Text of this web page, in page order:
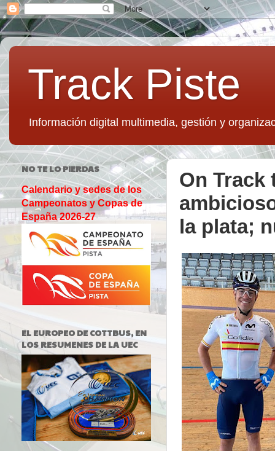
Track Piste
Información digital multimedia, gestión y
On Track
la plata;
NO TE LO PIERDAS
Calendario y sedes de los
Campeonatos y Copas de
España 2026-27
EL EUROPEO DE COTTBUS, EN
LOS RESUMENES DE LA UEC